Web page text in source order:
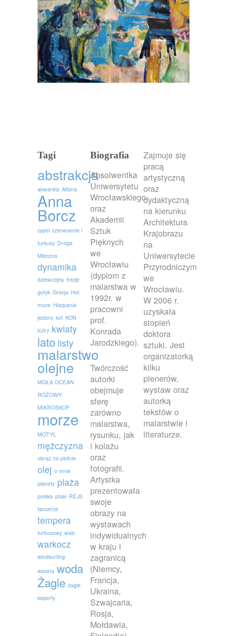
Tagi
abstrakcja
akwarela Altana
Anna
Borcz
cypel czerwoenie i
turkusy Droga
Mleczna
dynamika
dziewczęta frezje
gotyk Grecja Hel.
moze Hiszpania
jezioro kot KOŃ
kutry kwiaty
lato listy
malarstwo
olejne
MGŁA OCEAN
RÓŻOWY
MIKROSKOP
morze
MOTYL
mężczyzna
obraz na plotnie
olej o mnie
planety plaża
polska ptaki REJS
tancerze
tempera
turkusowy walc
warkocz
windsurfing
wiosna woda
Żagle żagle
koperty
Biografia
Absolwentka
Uniwersytetu
Wrocławskiego
oraz
Akademii
Sztuk
Pięknych
we
Wrocławiu
(dyplom z
malarstwa w
1992r. w
pracowni
prof.
Konrada
Jarodzkiego).
Twórczość
autorki
obejmuje
sferę
zarówno
malarstwa,
rysunku, jak
i kolażu
oraz
fotografii.
Artystka
prezentowała
swoje
obrazy na
wystawach
indywidualnych
w kraju i
zagranicą
(Niemcy,
Francja,
Ukraina,
Szwajcaria,
Rosja,
Mołdawia,
Zajmuje się
pracą
artystyczną
oraz
dydaktyczną
na kierunku
Architektura
Krajobrazu
na
Uniwersytecie
Przyrodniczym
we
Wrocławiu.
W 2006 r.
uzyskała
stopień
doktora
sztuki. Jest
organizatorką
kilku
plenerów,
wystaw oraz
autorką
tekstów o
malarstwie i
literaturze.